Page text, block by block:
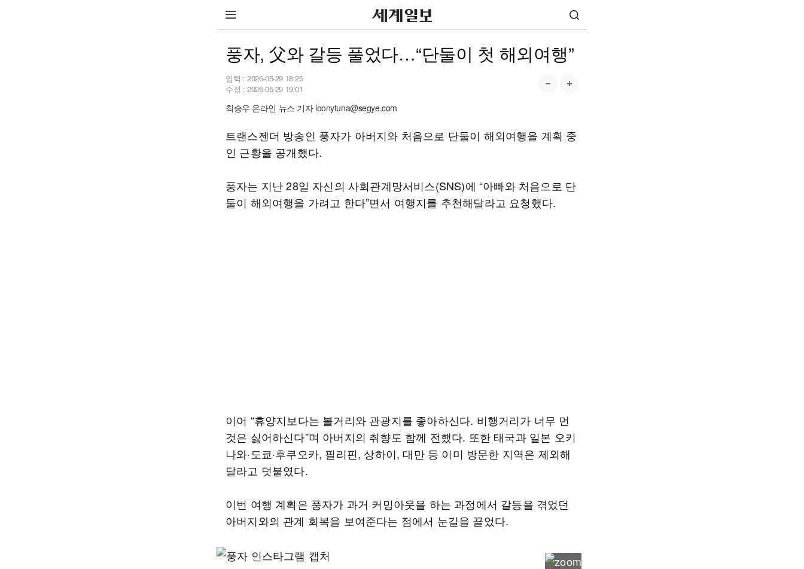
풍자, 父와 갈등 풀었다…“단둘이 첫 해외여행”
입력 : 2026-05-29 18:25
수정 : 2026-05-29 19:01
최승우 온라인 뉴스 기자 loonytuna@segye.com
트랜스젠더 방송인 풍자가 아버지와 처음으로 단둘이 해외여행을 계획 중
인 근황을 공개했다.
풍자는 지난 28일 자신의 사회관계망서비스(SNS)에 “아빠와 처음으로 단
둘이 해외여행을 가려고 한다”면서 여행지를 추천해달라고 요청했다.
이어 “휴양지보다는 볼거리와 관광지를 좋아하신다. 비행거리가 너무 먼
것은 싫어하신다”며 아버지의 취향도 함께 전했다. 또한 태국과 일본 오키
나와·도쿄·후쿠오카, 필리핀, 상하이, 대만 등 이미 방문한 지역은 제외해
달라고 덧붙였다.
이번 여행 계획은 풍자가 과거 커밍아웃을 하는 과정에서 갈등을 겪었던
아버지와의 관계 회복을 보여준다는 점에서 눈길을 끌었다.